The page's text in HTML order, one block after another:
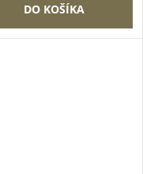
DO KOŠÍKA